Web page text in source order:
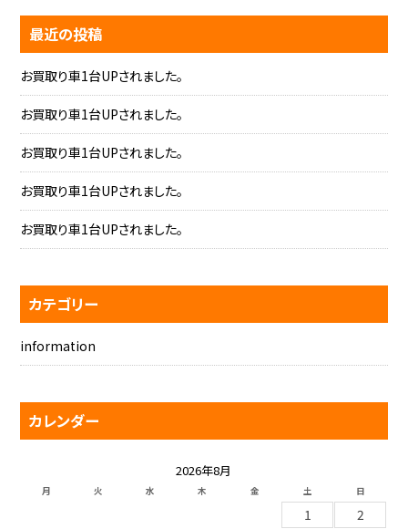
最近の投稿
お買取り車1台UPされました。
お買取り車1台UPされました。
お買取り車1台UPされました。
お買取り車1台UPされました。
お買取り車1台UPされました。
カテゴリー
information
カレンダー
2026年8月
月 火 水 木 金 土 日
1
2